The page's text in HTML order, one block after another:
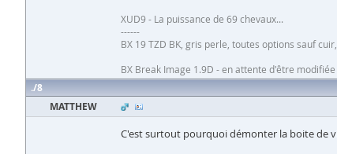
XUD9 - La puissance de 69 chevaux...
------
BX 19 TZD BK, gris perle, toutes options sauf
BX Break Image 1.9D - en attente d'être
8
MATTHEW
C'est surtout pourquoi démonter la boite de